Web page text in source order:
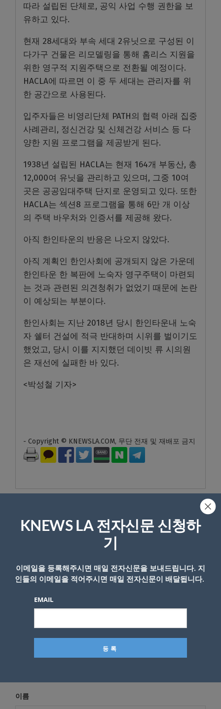
따라 설립된 단체로, 공익 사업 수행 권한을 보
유하고 있다.
현재 28세대와 부속 세대 2유닛으로 구성된 이
다가구 건물은 리모델링을 통해 홈리스 지원을
위한 영구적 지원주택으로 전환될 예정이다.
HACLA에 따르면 이 중 두 세대는 관리자를 위
한 공간으로 사용된다.
입주자들은 비영리단체 PATH의 협력 아래 집중
사례관리, 정신건강 및 신체건강 서비스 등 다
양한 지원 프로그램을 제공받게 된다.
1938년 설립된 HACLA는 현재 164개 부동산, 총
12,000여 유닛을 관리하고 있으며, 그중 10여
곳은 공공임대주택 단지로 운영되고 있다. 또한
HACLA는 섹션8 프로그램을 통해 6만 개 이상
의 주택 바우처와 인증서를 제공해 왔다.
아직 한인타운의 반응은 나오지 않았다.
아직 계획인 한인사회에 공개되지 않은 가운데
한인타운 한 복판에 노숙자 영구주택이 마련되
는 것과 관련된 의견청취가 없었기 때문에 논란
이 예상되는 부분이다.
한인사회는 지난 2018년 당시 한인타운내 노숙
자 쉘터 건설에 적극 반대하며 시위를 벌이기도
했었고, 당시 이를 지지했던 데이빗 류 시의원
은 재선에 실패한 바 있다.
<박성철 기자>
- Copyright © KNEWSLA.COM, 무단 전재 및 재배포 금지
답글 남기기
이메일 주소는 공개되지 않습니다.
댓글 *
이름
KNEWS LA 전자신문 신청하
기
이메일을 등록해주시면 매일 전자신문을 보내드립니다. 지
인들의 이메일을 적어주시면 매일 전자신문이 배달됩니다.
EMAIL